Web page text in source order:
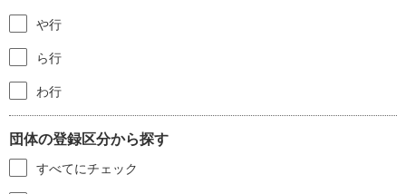
や行
ら行
わ行
団体の登録区分から探す
すべてにチェック